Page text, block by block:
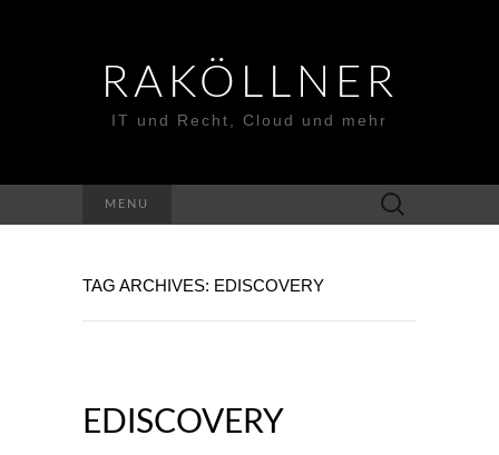
RAKÖLLNER
IT und Recht, Cloud und mehr
MENU
Suchen
nach:
TAG ARCHIVES: EDISCOVERY
EDISCOVERY